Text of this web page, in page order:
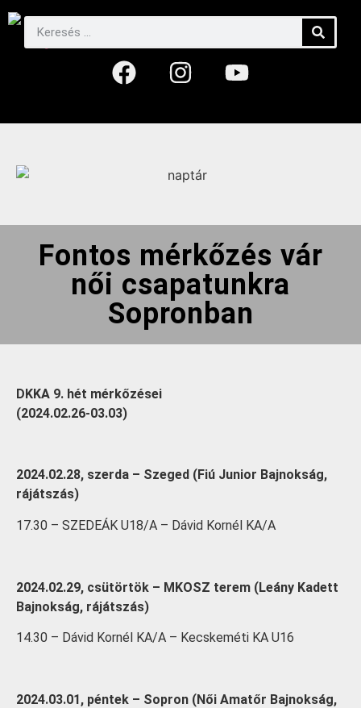
Fontos mérkőzés vár
női csapatunkra
Sopronban
DKKA 9. hét mérkőzései
(2024.02.26-03.03)
2024.02.28, szerda – Szeged (Fiú Junior Bajnokság,
rájátszás)
17.30 – SZEDEÁK U18/A – Dávid Kornél KA/A
2024.02.29, csütörtök – MKOSZ terem (Leány Kadett
Bajnokság, rájátszás)
14.30 – Dávid Kornél KA/A – Kecskeméti KA U16
2024.03.01, péntek – Sopron (Női Amatőr Bajnokság,